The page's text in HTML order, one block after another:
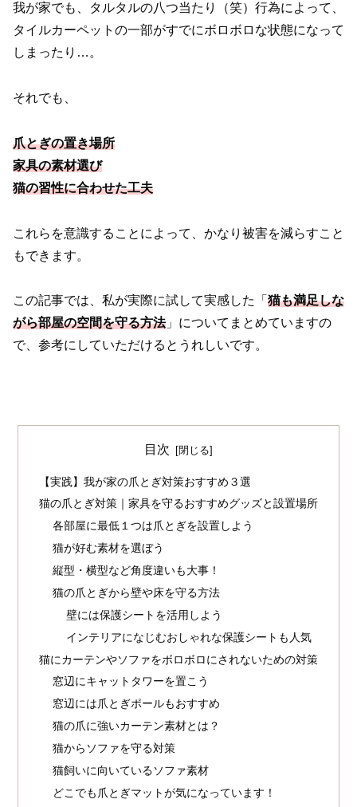
我が家でも、タルタルの八つ当たり（笑）行為によって、
タイルカーペットの一部がすでにボロボロな状態になって
しまったり…。
それでも、
爪とぎの置き場所
家具の素材選び
猫の習性に合わせた工夫
これらを意識することによって、かなり被害を減らすこと
もできます。
この記事では、私が実際に試して実感した「 猫も満足しな
がら部屋の空間を守る方法」についてまとめていますの
で、参考にしていただけるとうれしいです。
目次
【実践】我が家の爪とぎ対策おすすめ３選
猫の爪とぎ対策｜家具を守るおすすめグッズと設置場所
各部屋に最低１つは爪とぎを設置しよう
猫が好む素材を選ぼう
縦型・横型など角度違いも大事！
猫の爪とぎから壁や床を守る方法
壁には保護シートを活用しよう
インテリアになじむおしゃれな保護シートも人気
猫にカーテンやソファをボロボロにされないための対策
窓辺にキャットタワーを置こう
窓辺には爪とぎポールもおすすめ
猫の爪に強いカーテン素材とは？
猫からソファを守る対策
猫飼いに向いているソファ素材
どこでも爪とぎマットが気になっています！